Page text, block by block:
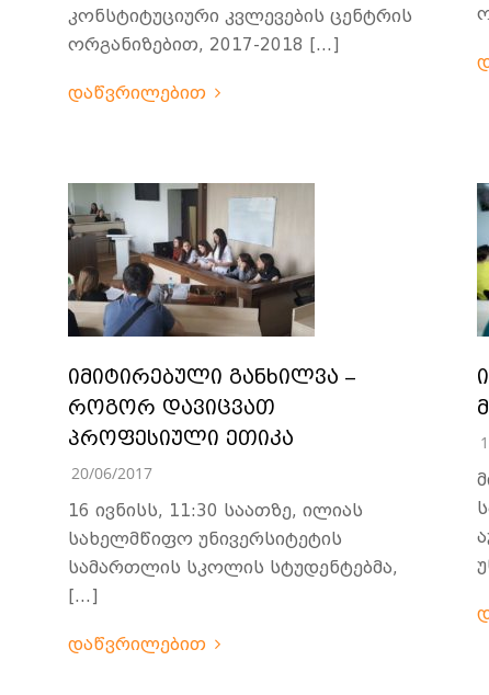
კონსტიტუციური კვლევების ცენტრის
ორგანიზებით, 2017-2018 […]
დაწვრილებით
იმიტირებული განხილვა –
როგორ დავიცვათ
პროფესიული ეთიკა
20/06/2017
16 ივნისს, 11:30 საათზე, ილიას
სახელმწიფო უნივერსიტეტის
სამართლის სკოლის სტუდენტებმა,
[…]
დაწვრილებით